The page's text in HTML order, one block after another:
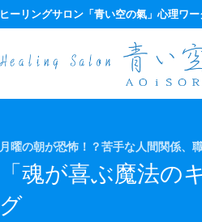
ヒーリングサロン 「青い空の氣」心理ワ
月曜の朝が恐怖！？苦手な人間関係、
「魂が喜ぶ魔法
グ